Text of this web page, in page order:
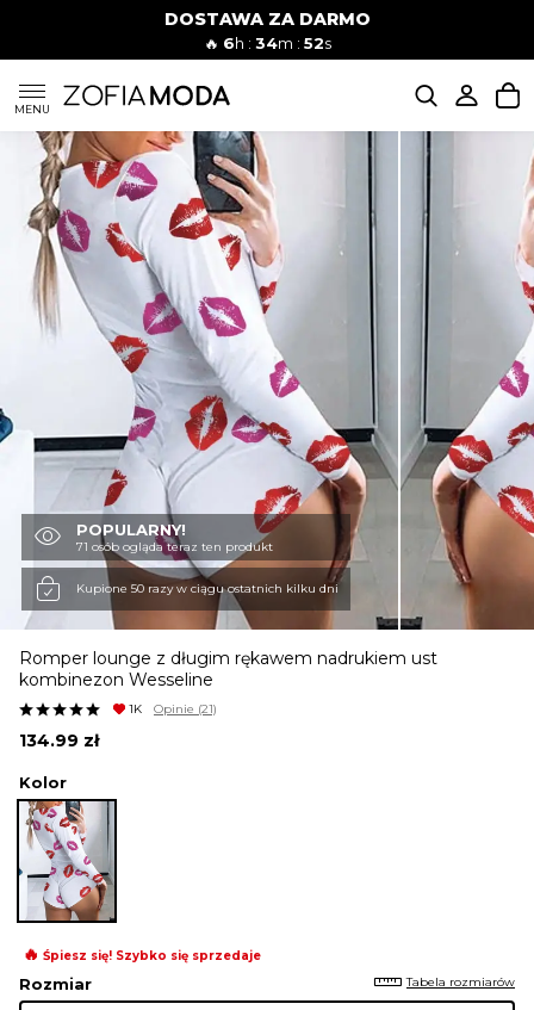
DOSTAWA ZA DARMO
🔥 6h :34m :51s
MENU
SUKIENKI
KOMPLETY
JEANSY
KURTKI I PŁASZCZE
SPÓDNICE
KOMBINEZONY
DRESY
MARYNARKI
POPULARNY!
71 osób ogląda teraz ten produkt
Kupione 50 razy w ciągu ostatnich kilku dni
Romper lounge z długim rękawem nadrukiem ust
kombinezon Wesseline
1K Opinie (21)
134.99 zł
Kolor
🔥 Śpiesz się! Szybko się sprzedaje
Rozmiar Tabela rozmiarów